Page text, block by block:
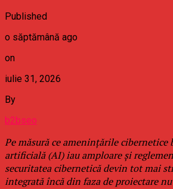
Published
o săptămână ago
on
iulie 31, 2026
By
b2bseo
Pe măsură ce amenințările cibernetice
artificială (AI) iau amploare și
securitatea cibernetică devin tot mai
integrată încă din faza de proiectare